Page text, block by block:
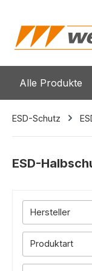
Alle Produkte
ESD-Schutz
ESD-
Hersteller
Produktart